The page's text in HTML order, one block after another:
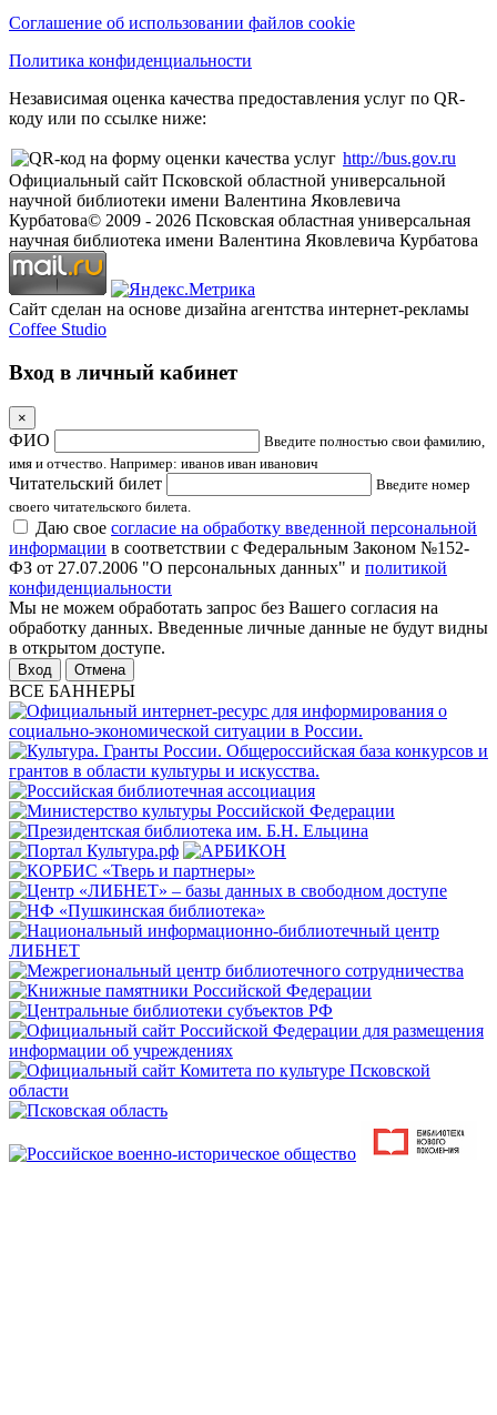
Соглашение об использовании файлов cookie
Политика конфиденциальности
Независимая оценка качества предоставления услуг по QR-
коду или по ссылке ниже:
http://bus.gov.ru
Официальный сайт Псковской областной универсальной
научной библиотеки имени Валентина Яковлевича
Курбатова© 2009 - 2026 Псковская областная универсальная
научная библиотека имени Валентина Яковлевича Курбатова
Сайт сделан на основе дизайна агентства интернет-рекламы
Coffee Studio
Вход в личный кабинет
×
ФИО
Введите полностью свои фамилию,
имя и отчество. Например: иванов иван иванович
Читательский билет
Введите номер
своего читательского билета.
Даю свое согласие на обработку введенной персональной
информации в соответствии с Федеральным Законом №152-
ФЗ от 27.07.2006 "О персональных данных" и политикой
конфиденциальности
Мы не можем обработать запрос без Вашего согласия на
обработку данных. Введенные личные данные не будут видны
в открытом доступе.
Отмена
ВСЕ БАННЕРЫ